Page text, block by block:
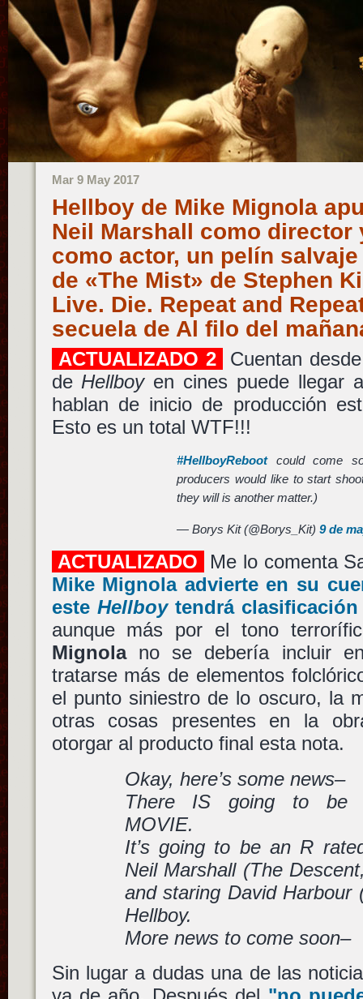
Mar 9 May 2017
Hellboy de Mike Mignola
Neil Marshall como director
como actor, un pelín
de «The Mist» de Stephen
Live. Die. Repeat and
secuela de Al filo del
ACTUALIZADO 2
Cuentan
de Hellboyen cines puede llegar
hablan de inicio de producción
Esto es un total WTF!!!
#HellboyRebootcould come
producers would like to start
they will is another matter.)
— Borys Kit (@Borys_Kit)9 de
ACTUALIZADO
Me lo comenta
Mike Mignolaadvierte en su
este Hellboytendrá clasificación
aunque más por el tono
Mignolano se debería incluir
tratarse más de elementos
el punto siniestro de lo oscuro, la
otras cosas presentes en la
otorgar al producto final esta nota.
Okay, here’s some news–
There IS going to be
MOVIE.
It’s going to be an R
Neil Marshall (The
and staring David Harbour
Hellboy.
More news to come soon–
Sin lugar a dudas una de las